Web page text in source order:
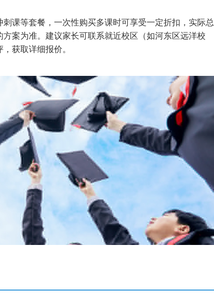
课等套餐，一次性购买多课时可享受一定折扣，实际总
案为准。建议家长可联系就近校区（如河东区远洋校
获取详细报价。